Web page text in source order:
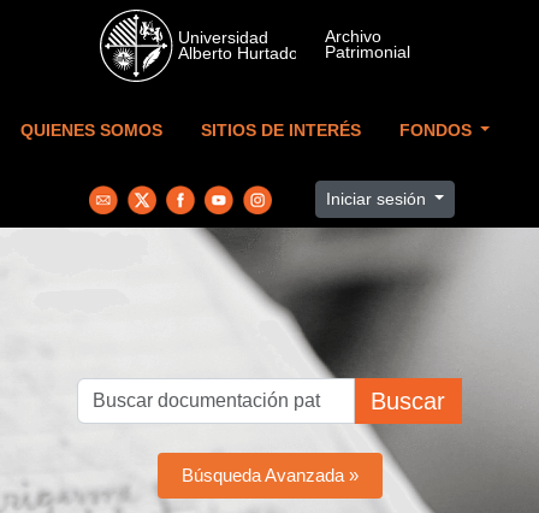
Skip to main content
QUIENES SOMOS SITIOS DE INTERÉS FONDOS
Iniciar sesión
Buscar
Búsqueda Avanzada »